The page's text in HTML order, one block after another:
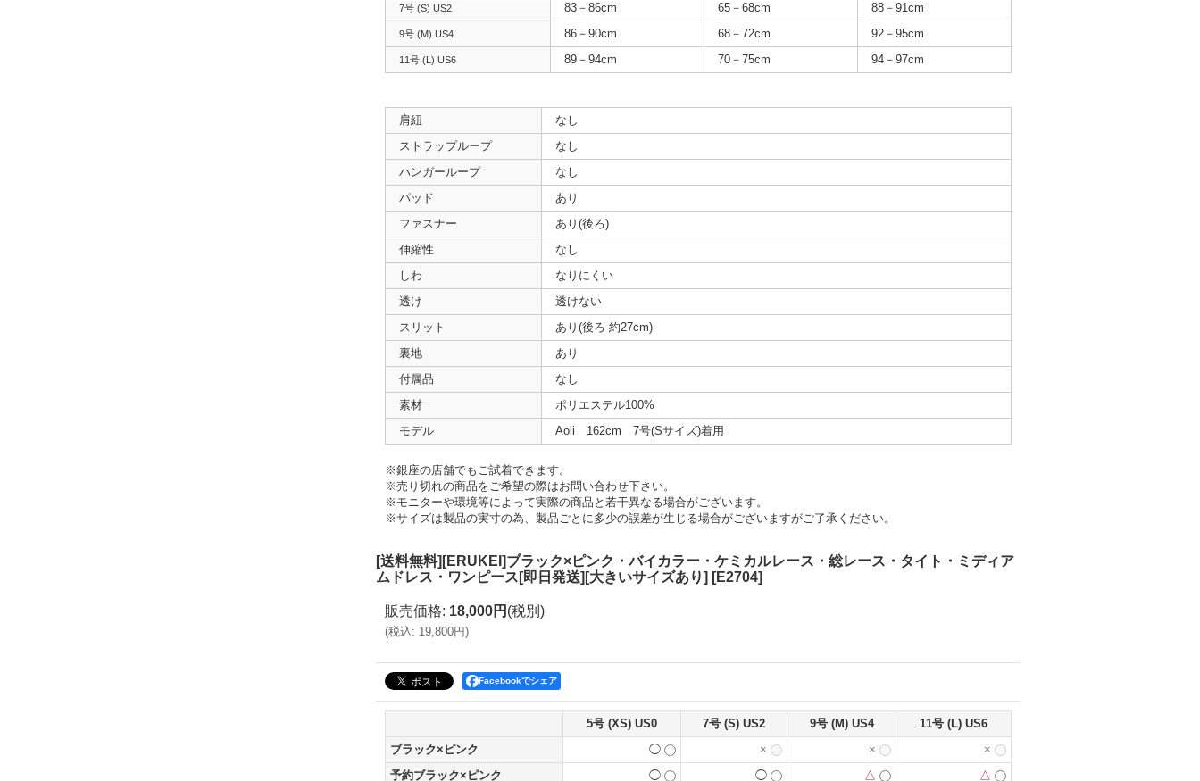
7号 (S) US2 83－86cm 65－68cm 88－91cm
9号 (M) US4 86－90cm 68－72cm 92－95cm
11号 (L) US6 89－94cm 70－75cm 94－97cm
肩紐
なし
ストラップループ
なし
ハンガーループ
なし
パッド
あり
ファスナー
あり(後ろ)
伸縮性
なし
しわ
なりにくい
透け
透けない
スリット
あり(後ろ 約27cm)
裏地
あり
付属品
なし
素材
ポリエステル100%
モデル
Aoli 162cm 7号(Sサイズ)着用
※銀座の店舗でもご試着できます。
※売り切れの商品をご希望の際はお問い合わせ下さい。
※モニターや環境等によって実際の商品と若干異なる場合がございます。
※サイズは製品の実寸の為、製品ごとに多少の誤差が生じる場合がございますがご了承ください。
[送料無料][ERUKEI]ブラック×ピンク・バイカラー・ケミカルレース・総レース・タイト・ミディア
ムドレス・ワンピース[即日発送][大きいサイズあり] [E2704]
販売価格: 18,000円 (税別)
(税込: 19,800円)
Facebookでシェア
5号 (XS) US0 7号 (S) US2 9号 (M) US4
11号 (L) US6
ブラック×ピンク
◯ × ×
×
予約ブラック×ピンク
◯ ◯ △ △